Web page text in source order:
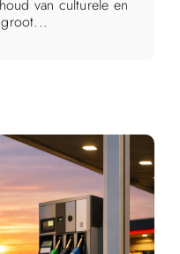
van culturele en